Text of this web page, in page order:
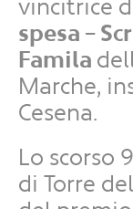
vincitrice
spesa –
Famila
Marche,
Cesena.
Lo scorso
di Torre